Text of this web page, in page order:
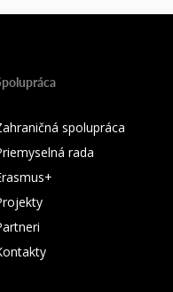
spolupráca
rada